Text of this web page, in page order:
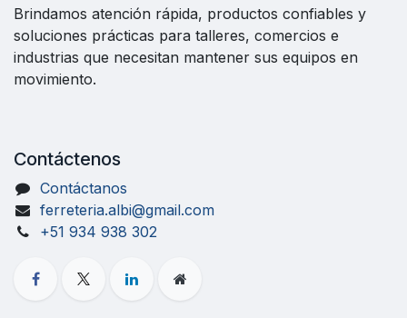
Brindamos atención rápida, productos confiables y
soluciones prácticas para talleres, comercios e
industrias que necesitan mantener sus equipos en
movimiento.
Contáctenos
Contáctanos
ferreteria.albi@gmail.com
+51 934 938 302